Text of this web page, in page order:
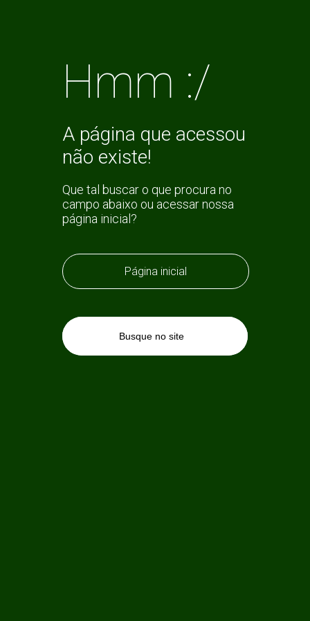
Hmm :/
A página que acessou
não existe!
Que tal buscar o que procura no
campo abaixo ou acessar nossa
página inicial?
Página inicial